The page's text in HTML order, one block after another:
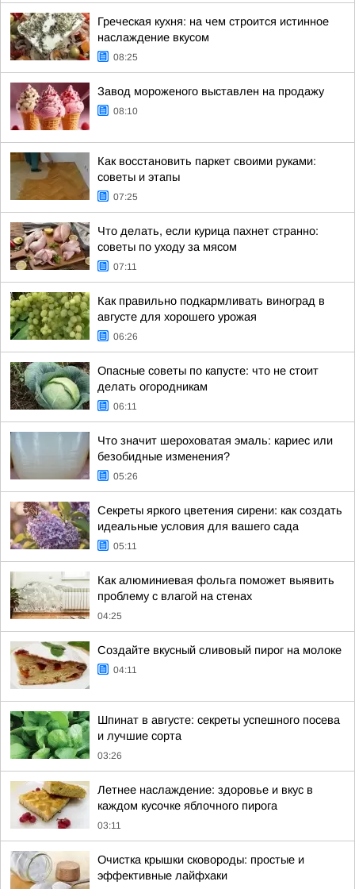
Греческая кухня: на чем строится истинное
наслаждение вкусом
08:25
Завод мороженого выставлен на продажу
08:10
Как восстановить паркет своими руками:
советы и этапы
07:25
Что делать, если курица пахнет странно:
советы по уходу за мясом
07:11
Как правильно подкармливать виноград в
августе для хорошего урожая
06:26
Опасные советы по капусте: что не стоит
делать огородникам
06:11
Что значит шероховатая эмаль: кариес или
безобидные изменения?
05:26
Секреты яркого цветения сирени: как создать
идеальные условия для вашего сада
05:11
Как алюминиевая фольга поможет выявить
проблему с влагой на стенах
04:25
Создайте вкусный сливовый пирог на молоке
04:11
Шпинат в августе: секреты успешного посева
и лучшие сорта
03:26
Летнее наслаждение: здоровье и вкус в
каждом кусочке яблочного пирога
03:11
Очистка крышки сковороды: простые и
эффективные лайфхаки